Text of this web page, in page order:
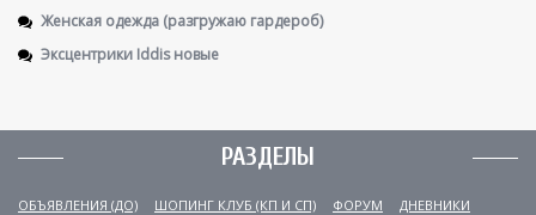
Женская одежда (разгружаю гардероб)
Эксцентрики Iddis новые
РАЗДЕЛЫ
ОБЪЯВЛЕНИЯ (ДО) ШОПИНГ КЛУБ (КП И СП) ФОРУМ ДНЕВНИКИ